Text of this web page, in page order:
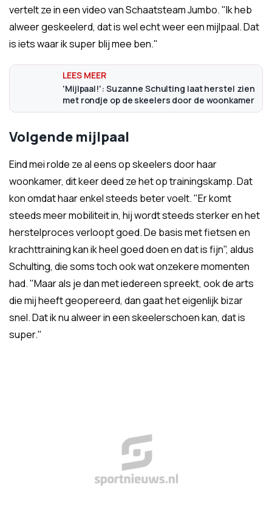
vertelt ze in een video van Schaatsteam Jumbo. "Ik heb
alweer geskeelerd, dat is wel echt weer een mijlpaal. Dat
is iets waar ik super blij mee ben."
'Mijlpaal!': Suzanne Schulting laat herstel zien
met rondje op de skeelers door de woonkamer
Volgende mijlpaal
Eind mei rolde ze al eens op skeelers door haar
woonkamer, dit keer deed ze het op trainingskamp. Dat
kon omdat haar enkel steeds beter voelt. "Er komt
steeds meer mobiliteit in, hij wordt steeds sterker en het
herstelproces verloopt goed. De basis met fietsen en
krachttraining kan ik heel goed doen en dat is fijn", aldus
Schulting, die soms toch ook wat onzekere momenten
had. "Maar als je dan met iedereen spreekt, ook de arts
die mij heeft geopereerd, dan gaat het eigenlijk bizar
snel. Dat ik nu alweer in een skeelerschoen kan, dat is
super."